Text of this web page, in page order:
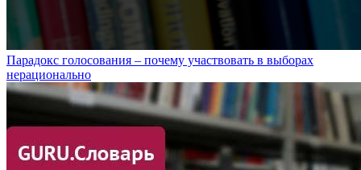
Парадокс голосования – почему участвовать в выборах
нерационально